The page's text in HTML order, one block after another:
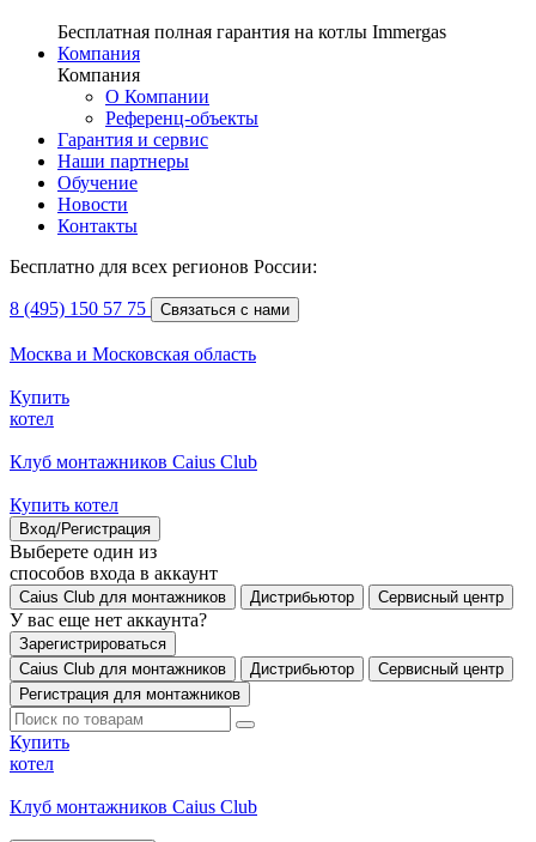
Бесплатная полная гарантия на котлы Immergas
Компания
Компания
О Компании
Референц-объекты
Гарантия и сервис
Наши партнеры
Обучение
Новости
Контакты
Бесплатно для всех регионов России:
8 (495) 150 57 75 Связаться с нами
Москва и Московская область
Купить
котел
Клуб монтажников Caius Club
Купить котел
Вход/Регистрация
Выберете один из
способов входа в аккаунт
Caius Club для монтажников Дистрибьютор Сервисный центр
У вас еще нет аккаунта?
Зарегистрироваться
Caius Club для монтажников
Дистрибьютор
Сервисный центр
Регистрация для монтажников
Купить
котел
Клуб монтажников Caius Club